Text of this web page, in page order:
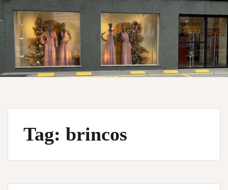
Tag: brincos